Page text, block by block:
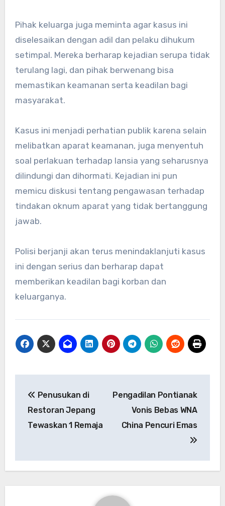
Pihak keluarga juga meminta agar kasus ini
diselesaikan dengan adil dan pelaku dihukum
setimpal. Mereka berharap kejadian serupa tidak
terulang lagi, dan pihak berwenang bisa
memastikan keamanan serta keadilan bagi
masyarakat.
Kasus ini menjadi perhatian publik karena selain
melibatkan aparat keamanan, juga menyentuh
soal perlakuan terhadap lansia yang seharusnya
dilindungi dan dihormati. Kejadian ini pun
memicu diskusi tentang pengawasan terhadap
tindakan oknum aparat yang tidak bertanggung
jawab.
Polisi berjanji akan terus menindaklanjuti kasus
ini dengan serius dan berharap dapat
memberikan keadilan bagi korban dan
keluarganya.
pos
Penusukan di
Restoran Jepang
Tewaskan 1 Remaja
Pengadilan Pontianak
Vonis Bebas WNA
China Pencuri Emas